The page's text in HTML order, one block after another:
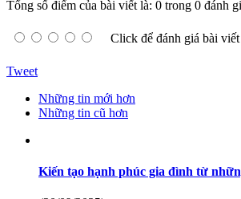
Tổng số điểm của bài viết là: 0 trong 0 đánh
Click để đánh giá bài viết
Tweet
Những tin mới hơn
Những tin cũ hơn
Kiến tạo hạnh phúc gia đình từ